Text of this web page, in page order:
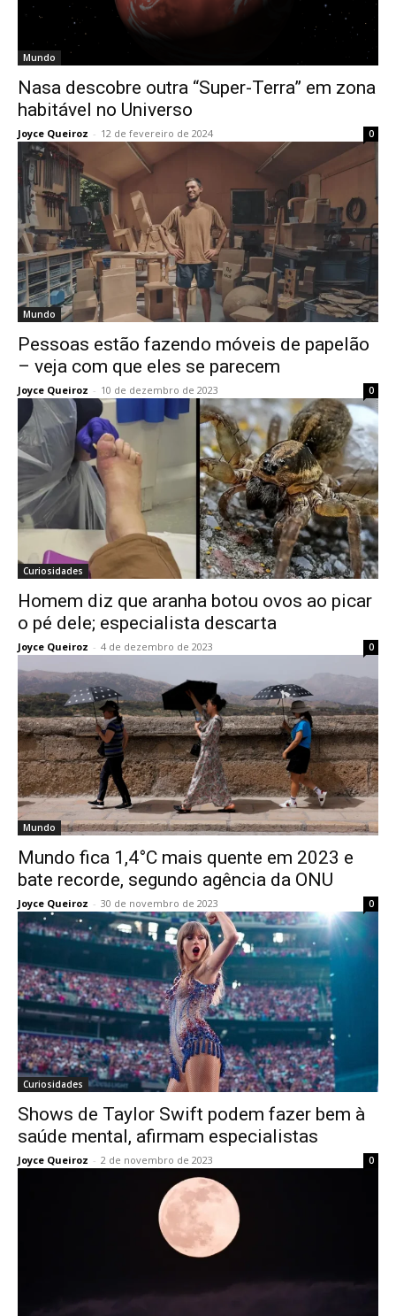
Mundo
Nasa descobre outra “Super-Terra” em zona
habitável no Universo
Joyce Queiroz - 12 de fevereiro de 2024 0
Mundo
Pessoas estão fazendo móveis de papelão
– veja com que eles se parecem
Joyce Queiroz - 10 de dezembro de 2023 0
Curiosidades
Homem diz que aranha botou ovos ao picar
o pé dele; especialista descarta
Joyce Queiroz - 4 de dezembro de 2023 0
Mundo
Mundo fica 1,4°C mais quente em 2023 e
bate recorde, segundo agência da ONU
Joyce Queiroz - 30 de novembro de 2023 0
Curiosidades
Shows de Taylor Swift podem fazer bem à
saúde mental, afirmam especialistas
Joyce Queiroz - 2 de novembro de 2023 0